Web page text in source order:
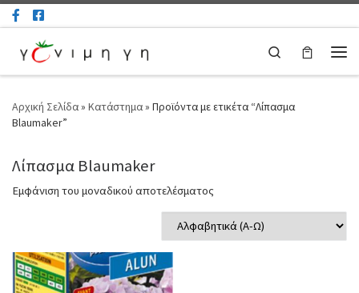
Μετάβαση στο περιεχόμενο
Search
Αρχική Σελίδα» Κατάστημα» Προϊόντα με ετικέτα “Λίπασμα
Blaumaker”
Λίπασμα Blaumaker
Εμφάνιση του μοναδικού αποτελέσματος